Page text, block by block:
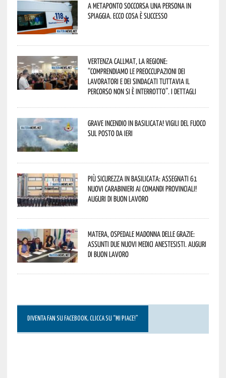
A Metaponto soccorsa una persona in
spiaggia. Ecco cosa è successo
Vertenza CallMat, la Regione:
“comprendiamo le preoccupazioni dei
lavoratori e dei sindacati tuttavia il
percorso non si è interrotto”. I dettagli
Grave incendio in Basilicata! Vigili del fuoco
sul posto da ieri
Più sicurezza in Basilicata: assegnati 61
nuovi Carabinieri ai Comandi provinciali!
Auguri di buon lavoro
Matera, Ospedale Madonna delle Grazie:
assunti due nuovi medici anestesisti. Auguri
di buon lavoro
DIVENTA FAN SU FACEBOOK, CLICCA SU “MI PIACE!”